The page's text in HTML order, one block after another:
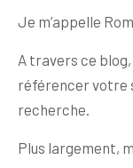
Je m’appelle
A travers ce
référencer votre
recherche.
Plus largement,